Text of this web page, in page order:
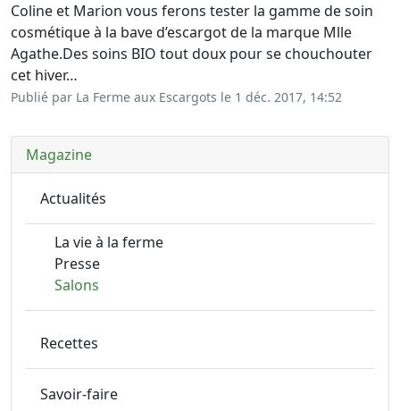
Coline et Marion vous ferons tester la gamme de soin
cosmétique à la bave d’escargot de la marque Mlle
Agathe.Des soins BIO tout doux pour se chouchouter
cet hiver…
Publié par La Ferme aux Escargots le 1 déc. 2017, 14:52
Magazine
Actualités
La vie à la ferme
Presse
Salons
Recettes
Savoir-faire